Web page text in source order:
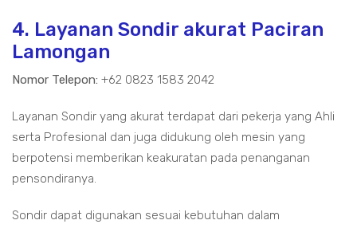
4. Layanan Sondir akurat Paciran
Lamongan
Nomor Telepon: +62 0823 1583 2042
Layanan Sondir yang akurat terdapat dari pekerja yang Ahli
serta Profesional dan juga didukung oleh mesin yang
berpotensi memberikan keakuratan pada penanganan
pensondiranya.
Sondir dapat digunakan sesuai kebutuhan dalam